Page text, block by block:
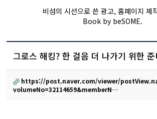
비섬의 시선으로 쓴 광고, 홈페이지 제
Book by beSOME.
그로스 해킹? 한 걸음 더 나가기 위한
https://post.naver.com/viewer/
volumeNo=32114659&memberN…